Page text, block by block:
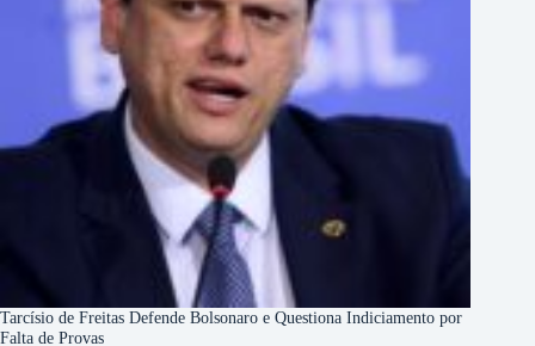
Tarcísio de Freitas Defende Bolsonaro e Questiona Indiciamento por
Falta de Provas